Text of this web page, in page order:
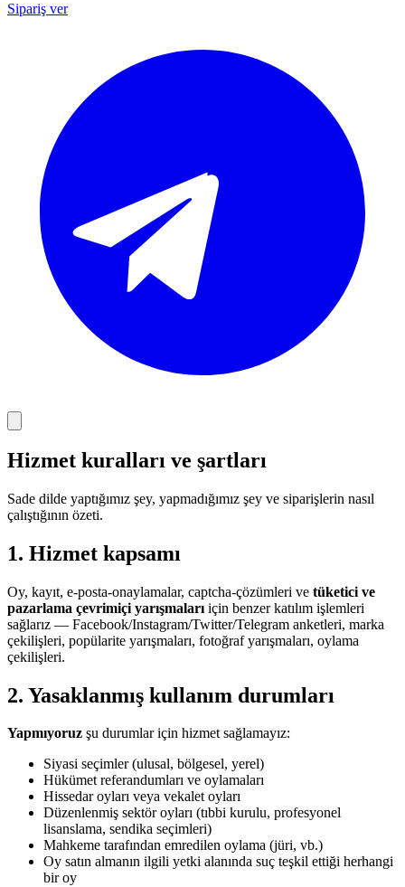
Sipariş ver
Hizmet kuralları ve şartları
Sade dilde yaptığımız şey, yapmadığımız şey ve siparişlerin nasıl
çalıştığının özeti.
1. Hizmet kapsamı
Oy, kayıt, e-posta-onaylamalar, captcha-çözümleri ve tüketici ve
pazarlama çevrimiçi yarışmaları için benzer katılım işlemleri
sağlarız — Facebook/Instagram/Twitter/Telegram anketleri, marka
çekilişleri, popülarite yarışmaları, fotoğraf yarışmaları, oylama
çekilişleri.
2. Yasaklanmış kullanım durumları
Yapmıyoruz şu durumlar için hizmet sağlamayız:
Siyasi seçimler (ulusal, bölgesel, yerel)
Hükümet referandumları ve oylamaları
Hissedar oyları veya vekalet oyları
Düzenlenmiş sektör oyları (tıbbi kurulu, profesyonel
lisanslama, sendika seçimleri)
Mahkeme tarafından emredilen oylama (jüri, vb.)
Oy satın almanın ilgili yetki alanında suç teşkil ettiği herhangi
bir oy